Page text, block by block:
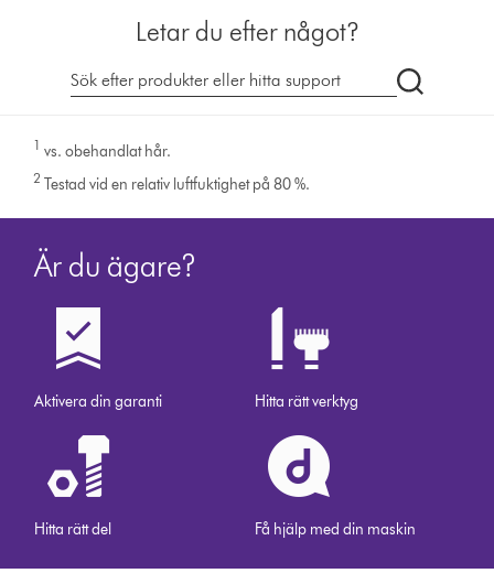
Letar du efter något?
Sök
1 vs. obehandlat hår.
2 Testad vid en relativ luftfuktighet på 80 %.
Är du ägare?
Aktivera din garanti Hitta rätt verktyg
Hitta rätt del Få hjälp med din maskin